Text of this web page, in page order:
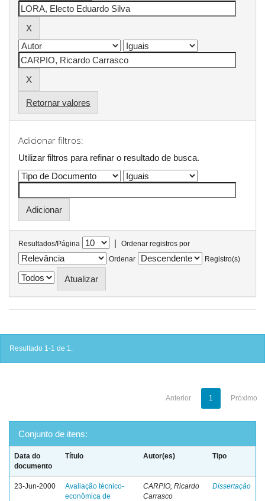
Retornar valores
Adicionar filtros:
Utilizar filtros para refinar o resultado de busca.
Resultados/Página |
Ordenar registros por
Ordenar
Registro(s)
Resultado 1-1 de 1.
Anterior 1 Próximo
Conjunto de itens:
Data do
documento
Título Autor(es) Tipo
23-Jun-2000
Avaliação técnico-
econômica de
CARPIO, Ricardo
Carrasco
Dissertação